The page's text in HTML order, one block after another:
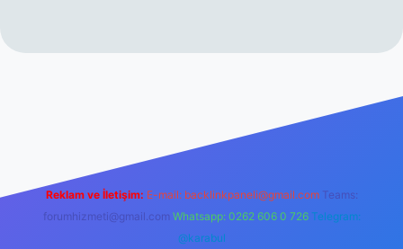
Reklam ve İletişim: E-mail: backlinkpaneli@gmail.com Teams:
forumhizmeti@gmail.com Whatsapp: 0262 606 0 726 Telegram:
@karabul